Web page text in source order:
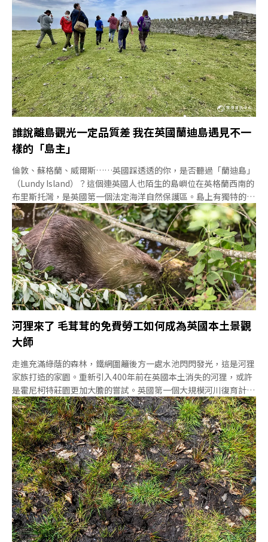
誰說離島觀光一定品質差 我在英國蘭迪島遇見不一
樣的「島主」
倫敦、蘇格蘭、威爾斯……英國踩透透的你，是否聽過「蘭迪島」
（Lundy Island）？這個連英國人也陌生的島嶼位在英格蘭西南的
布里斯托灣，是英國第一個法定海洋自然保護區。島上有獨特的動
植物群，跟著INTO國際國民信託孵育計畫小組計畫前往蘭迪島，
我最期待相遇的是島上大明星——海鸚。重回60年代 遠離塵囂的生
物避風港從德文郡的伊爾弗勒科姆（Ilfracombe）港口搭船前
往，離岸19公里遠的蘭迪島距離並不遠，但上了年紀的船（66
歲）開不快，船程約需2小時。我後來才知道，不少英國人也是靠
Google才知道蘭迪島在哪。英國國民信託在1969年買下蘭迪島，
成為島的「房東」，營運則交給國家名勝古蹟信託（The
Landmark Trust）。長約5公里、寬約1公里的蘭迪島上有24座房
島上風光明媚，還可觀賞到許多特別的動植物，如梅花鹿、索艾羊
河狸來了 毛茸茸的免費勞工如何成為英國本土景觀
大師
走進充滿綠蔭的森林，鐵網圍籬後方一處水池閃閃發光，這是河狸
家族打造的家園。重新引入400年前在英國本土消失的河狸，或許
是霍尼柯特莊園更加大膽的嘗試。英國第一個大規模河川復育計畫
隨國民信託團隊前往阿勒河（River Aller）的路上，正當我跟同行
的斐濟友人聊得開心之際，一行人忽然在一片平坦的水灘前停了下
來。河道上散落大大小小的倒木，讓我想起台灣風災後的新聞畫
面。但這其實是河岸計畫（Riverland Project）的成果，該計畫
的宗旨是打造乾淨、健康且充滿野生動物的河流和集水區，創造更
自然且多樣的河流生態系。根據英國國民信託官網的介紹，河岸計
畫希望將河流恢復到人類干預前的自然路徑，稱為「階段0」。迄
今一共在阿勒河進行超過13公頃工程，花費三年時間完成。河岸計
畫經理爾德利（Ben Eardly）說：「英國許多河流失去自然狀態，
變成排水系統，被人為管理和改造了數百年、甚至數千年之久。所
以我們